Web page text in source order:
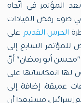
المؤتمر في اتّجاه
في ضوء رفض القيادات
الحرس القديم على
للمؤتمر السابع إلى
"محسن أبو رمضان" أنّ
لها انعكاساتها على
عميقة، إضافة إلى
إسرائيل، مستبعدا أن